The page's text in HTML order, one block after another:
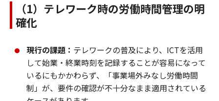
（1）テレワーク時の労働時間管理の明
確化
現行の課題： テレワークの普及により、ICTを活用
して始業・終業時刻を記録することが容易になって
いるにもかかわらず、「事業場外みなし労働時間
制」が、要件の確認が不十分なまま適用されている